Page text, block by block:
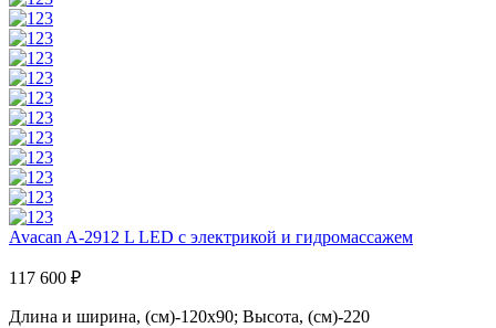
Avacan A-2912 L LED с электрикой и гидромассажем
117 600 ₽
Длина и ширина, (см)-120x90; Высота, (см)-220